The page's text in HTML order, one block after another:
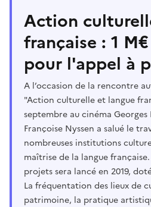
Action
française : 1
pour l'appel à
A l’occasion de la rencontre
"Action culturelle et langue
septembre au cinéma
Françoise Nyssen a salué le
nombreuses institutions
maîtrise de la langue
projets sera lancé en 2019,
La fréquentation des lieux de
patrimoine, la pratique